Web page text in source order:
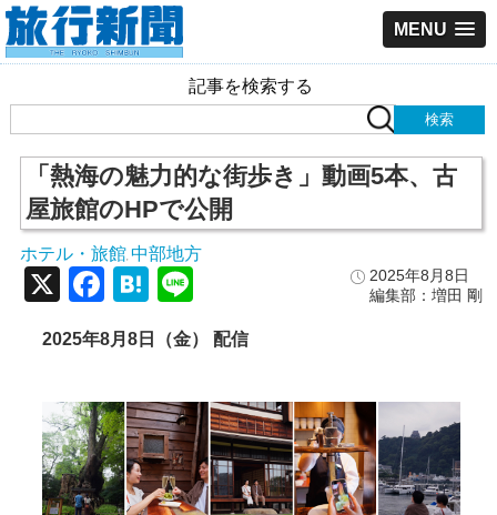
MENU
記事を検索する
「熱海の魅力的な街歩き」動画5本、古
屋旅館のHPで公開
ホテル・旅館 中部地方
2025年8月8日
編集部：増田 剛
X Facebook
Hatena
2025年8月8日（金） 配信